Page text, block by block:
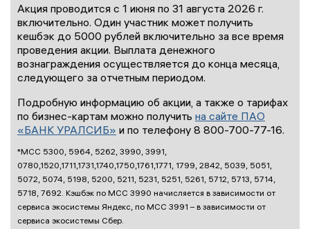
Акция проводится с 1 июня по 31 августа 2026 г.
включительно. Один участник может получить
кешбэк до 5000 рублей включительно за все время
проведения акции. Выплата денежного
вознаграждения осуществляется до конца месяца,
следующего за отчетным периодом.
Подробную информацию об акции, а также о тарифах
по бизнес-картам можно получить на сайте ПАО
«БАНК УРАЛСИБ» и по телефону 8 800-700-77-16.
*МСС 5300, 5964, 5262, 3990, 3991,
0780,1520,1711,1731,1740,1750,1761,1771, 1799, 2842, 5039, 5051,
5072, 5074, 5198, 5200, 5211, 5231, 5251, 5261, 5712, 5713, 5714,
5718, 7692. Кэшбэк по МСС 3990 начисляется в зависимости от
сервиса экосистемы Яндекс, по МСС 3991 – в зависимости от
сервиса экосистемы Сбер.